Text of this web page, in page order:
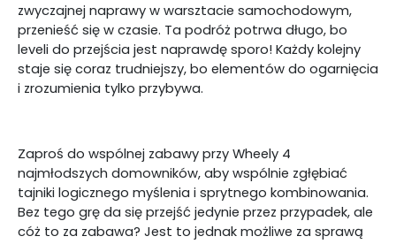
zwyczajnej naprawy w warsztacie samochodowym,
przenieść się w czasie. Ta podróż potrwa długo, bo
leveli do przejścia jest naprawdę sporo! Każdy kolejny
staje się coraz trudniejszy, bo elementów do ogarnięcia
i zrozumienia tylko przybywa.
Zaproś do wspólnej zabawy przy Wheely 4
najmłodszych domowników, aby wspólnie zgłębiać
tajniki logicznego myślenia i sprytnego kombinowania.
Bez tego grę da się przejść jedynie przez przypadek, ale
cóż to za zabawa? Jest to jednak możliwe za sprawą